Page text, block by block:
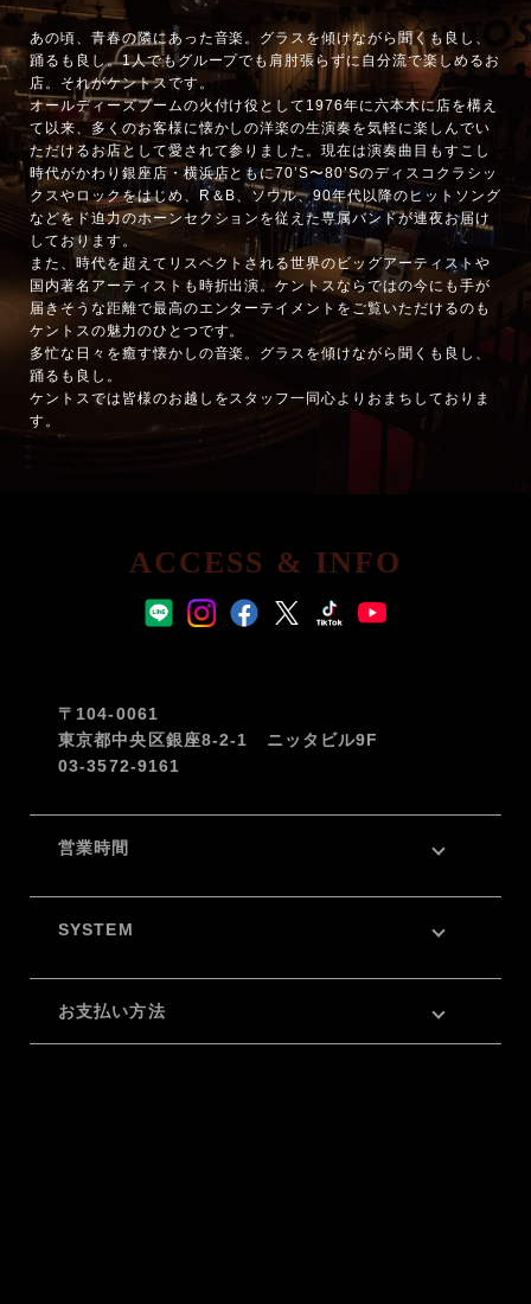
あの頃、青春の隣にあった音楽。グラスを傾けながら聞くも良し、
踊るも良し。1人でもグループでも肩肘張らずに自分流で楽しめるお
店。それがケントスです。
オールディーズブームの火付け役として1976年に六本木に店を構え
て以来、多くのお客様に懐かしの洋楽の生演奏を気軽に楽しんでい
ただけるお店として愛されて参りました。現在は演奏曲目もすこし
時代がかわり銀座店・横浜店ともに70’S〜80’Sのディスコクラシッ
クスやロックをはじめ、R＆B、ソウル、90年代以降のヒットソング
などをド迫力のホーンセクションを従えた専属バンドが連夜お届け
しております。
また、時代を超えてリスペクトされる世界のビッグアーティストや
国内著名アーティストも時折出演。ケントスならではの今にも手が
届きそうな距離で最高のエンターテイメントをご覧いただけるのも
ケントスの魅力のひとつです。
多忙な日々を癒す懐かしの音楽。グラスを傾けながら聞くも良し、
踊るも良し。
ケントスでは皆様のお越しをスタッフ一同心よりおまちしておりま
す。
ACCESS & INFO
〒104-0061
東京都中央区銀座8-2-1 ニッタビル9F
03-3572-9161
営業時間
SYSTEM
お支払い方法